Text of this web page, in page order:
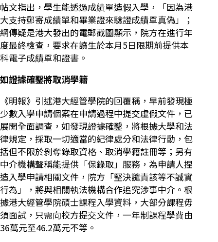
帖文指出，學生能透過成績單造假入學，「因為港
大支持郵寄成績單和畢業證來驗證成績單真偽」；
網傳疑是港大發出的電郵截圖顯示，院方在進行年
度最終檢查，要求在讀生於本月5日限期前提供本
科電子成績單和證書。
如證據確鑿將取消學籍
《明報》引述港大經管學院的回覆稱，早前發現極
少數入學申請個案在申請過程中提交虛假文件，已
展開全面調查，如發現證據確鑿，將根據大學和法
律規定，採取一切適當的紀律處分和法律行動，包
括但不限於剝奪錄取資格、取消學籍註冊等；另有
中介機構聲稱能提供「保錄取」服務，為申請人捏
造入學申請相關文件，院方「堅決譴責該等不誠實
行為」，將與相關執法機構合作追究涉事中介。根
據港大經管學院碩士課程入學資料，大部分課程毋
須面試，只需向校方提交文件，一年制課程學費由
36萬元至46.2萬元不等。